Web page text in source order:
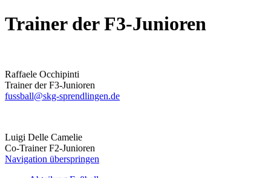
Trainer der F3-Junioren
Raffaele Occhipinti
Trainer der F3-Junioren
fussball@skg-sprendlingen.de
Luigi Delle Camelie
Co-Trainer F2-Junioren
Navigation überspringen